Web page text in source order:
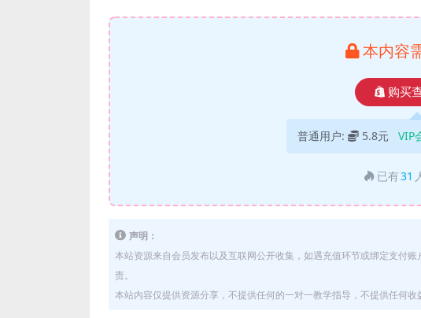
本内容
购买
普通用户: 5.8元 VIP
已有31
声明：
本站资源来自会员发布以及互联网公开收集，如遇充值环节或绑定支付
责。
本站内容仅提供资源分享，不提供任何的一对一教学指导，不提供任何